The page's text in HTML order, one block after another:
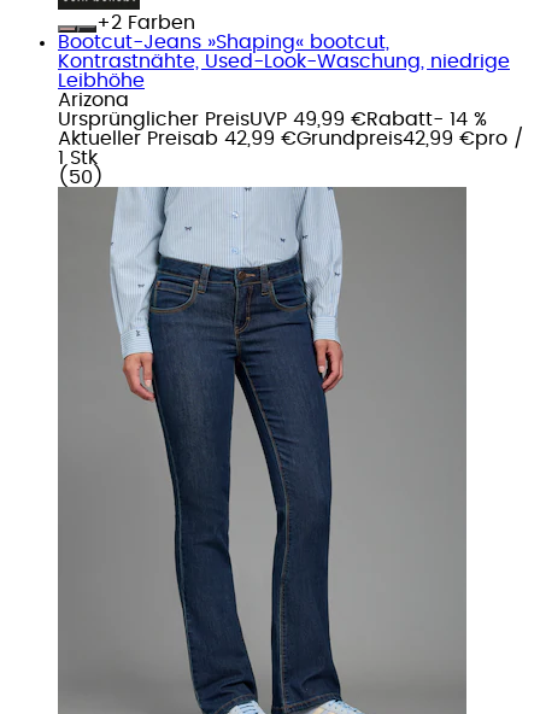
+
Farben
Bootcut-Jeans »Shaping« bootcut,
Kontrastnähte, Used-Look-Waschung, niedrige
Leibhöhe
Arizona
Ursprünglicher PreisUVP 49,99 €Rabatt- 14 %
Aktueller Preisab 42,99 €Grundpreis42,99 €pro /
1 Stk
( 50 )